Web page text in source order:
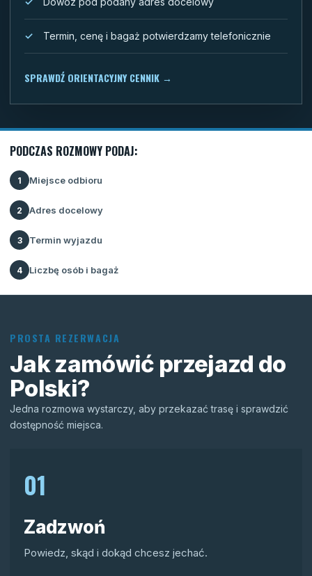
Termin, cenę i bagaż potwierdzamy telefonicznie
SPRAWDŹ ORIENTACYJNY CENNIK →
PODCZAS ROZMOWY PODAJ:
1 Miejsce odbioru
2 Adres docelowy
3 Termin wyjazdu
4 Liczbę osób i bagaż
PROSTA REZERWACJA
Jak zamówić przejazd do
Polski?
Jedna rozmowa wystarczy, aby przekazać trasę i sprawdzić
dostępność miejsca.
01
Zadzwoń
Powiedz, skąd i dokąd chcesz jechać.